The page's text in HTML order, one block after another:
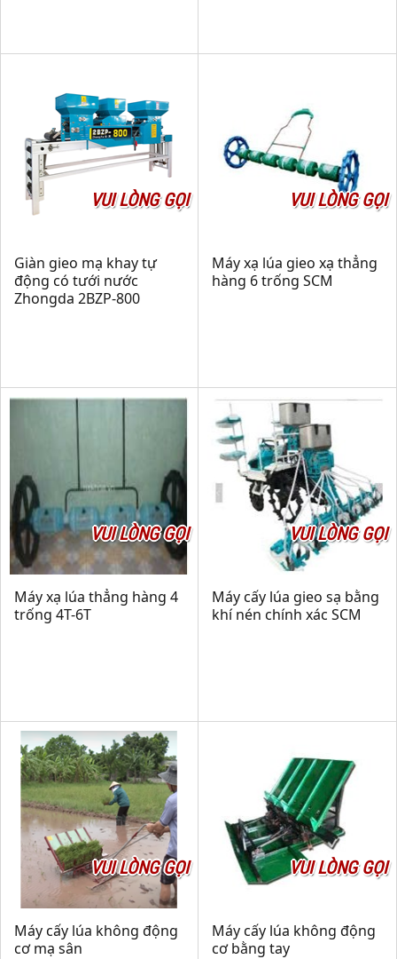
VUI LÒNG GỌI
Giàn gieo mạ khay tự
động có tưới nước
Zhongda 2BZP-800
VUI LÒNG GỌI
Máy xạ lúa gieo xạ thẳng
hàng 6 trống SCM
VUI LÒNG GỌI
Máy xạ lúa thẳng hàng 4
trống 4T-6T
VUI LÒNG GỌI
Máy cấy lúa gieo sạ bằng
khí nén chính xác SCM
VUI LÒNG GỌI
Máy cấy lúa không động
cơ mạ sân
VUI LÒNG GỌI
Máy cấy lúa không động
cơ bằng tay